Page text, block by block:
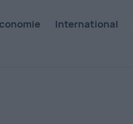
International